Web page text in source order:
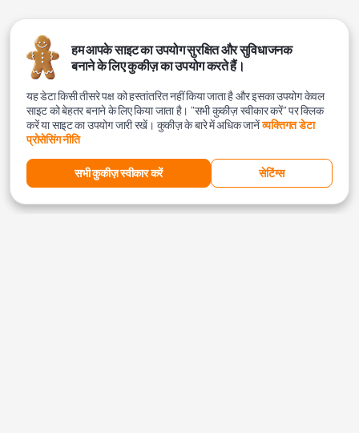
हम आपके साइट का उपयोग सुरक्षित और सुविधाजनक
बनाने के लिए कुकीज़ का उपयोग करते हैं।
यह डेटा किसी तीसरे पक्ष को हस्तांतरित नहीं किया जाता है और इसका उपयोग केवल
साइट को बेहतर बनाने के लिए किया जाता है। "सभी कुकीज़ स्वीकार करें" पर क्लिक
करें या साइट का उपयोग जारी रखें। कुकीज़ के बारे में अधिक जानेंव्यक्तिगत डेटा
प्रोसेसिंग नीति
सभी कुकीज़ स्वीकार करें सेटिंग्स